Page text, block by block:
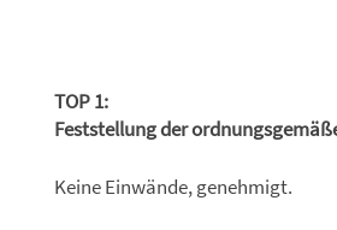
TOP 1:
Feststellung der
Keine Einwände, genehmigt.